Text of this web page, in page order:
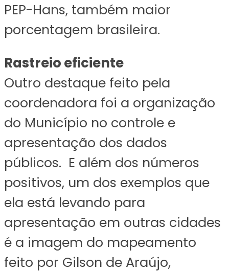
PEP-Hans, também maior
porcentagem brasileira.
Rastreio eficiente
Outro destaque feito pela
coordenadora foi a organização
do Município no controle e
apresentação dos dados
públicos. E além dos números
positivos, um dos exemplos que
ela está levando para
apresentação em outras cidades
é a imagem do mapeamento
feito por Gilson de Araújo,